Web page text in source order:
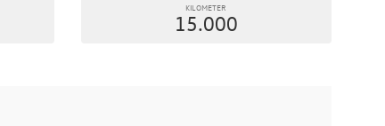
KILOMETER
15.000